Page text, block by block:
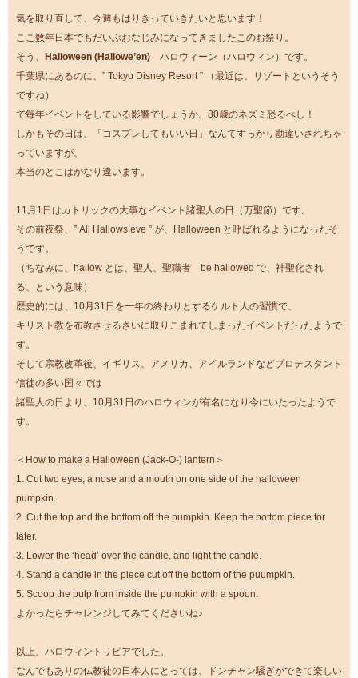
気を取り直して、今週もはりきっていきたいと思います！
ここ数年日本でもだいぶおなじみになってきましたこのお祭り。
そう、
Halloween (Hallowe’en) ハロウィーン（ハロウィン）です。
千葉県にあるのに、” Tokyo Disney Resort ” （最近は、リゾートというそう
ですね）
で毎年イベントをしている影響でしょうか。80歳のネズミ恐るべし！
しかもその日は、「コスプレしてもいい日」なんてすっかり勘違いされちゃ
っていますが、
本当のとこはかなり違います。
11月1日はカトリックの大事なイベント諸聖人の日（万聖節）です。
その前夜祭、” All Hallows eve ” が、Halloween と呼ばれるようになったそ
うです。
（ちなみに、hallow とは、聖人、聖職者 be hallowed で、神聖化され
る、という意味）
歴史的には、10月31日を一年の終わりとするケルト人の習慣で、
キリスト教を布教させるさいに取りこまれてしまったイベントだったようで
す。
そして宗教改革後、イギリス、アメリカ、アイルランドなどプロテスタント
信徒の多い国々では
諸聖人の日より、10月31日のハロウィンが有名になり今にいたったようで
す。
＜How to make a Halloween (Jack-O-) lantern＞
1. Cut two eyes, a nose and a mouth on one side of the halloween
pumpkin.
2. Cut the top and the bottom off the pumpkin. Keep the bottom piece for
later.
3. Lower the ‘head’ over the candle, and light the candle.
4. Stand a candle in the piece cut off the bottom of the puumpkin.
5. Scoop the pulp from inside the pumpkin with a spoon.
よかったらチャレンジしてみてくださいね♪
以上、ハロウィントリビアでした。
なんでもありの仏教徒の日本人にとっては、ドンチャン騒ぎができて楽しい